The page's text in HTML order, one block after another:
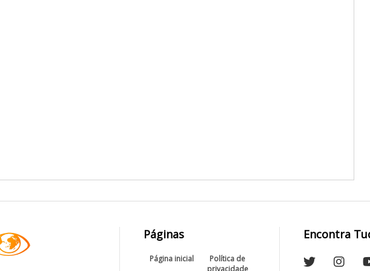
Páginas
Página inicial
Política de
Encontra